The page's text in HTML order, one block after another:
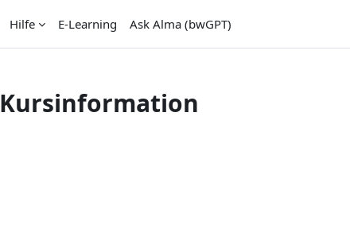
Hilfe E-Learning Ask Alma (bwGPT)
Kursinformation